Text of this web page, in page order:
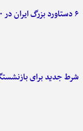
۶ دستاورد بزرگ ایران در ۱۶۰ روز رهبری رهبر انقلاب
شرط جدید برای